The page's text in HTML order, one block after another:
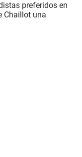
preferidos en
Chaillot una